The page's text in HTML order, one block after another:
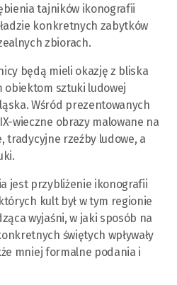
tajników ikonografii
konkretnych zabytków
zbiorach.
będą mieli okazję z bliska
obiektom sztuki ludowej
Wśród prezentowanych
wieczne obrazy malowane na
tradycyjne rzeźby ludowe, a
jest przybliżenie ikonografii
kult był w tym regionie
wyjaśni, w jaki sposób na
świętych wpływały
mniej formalne podania i